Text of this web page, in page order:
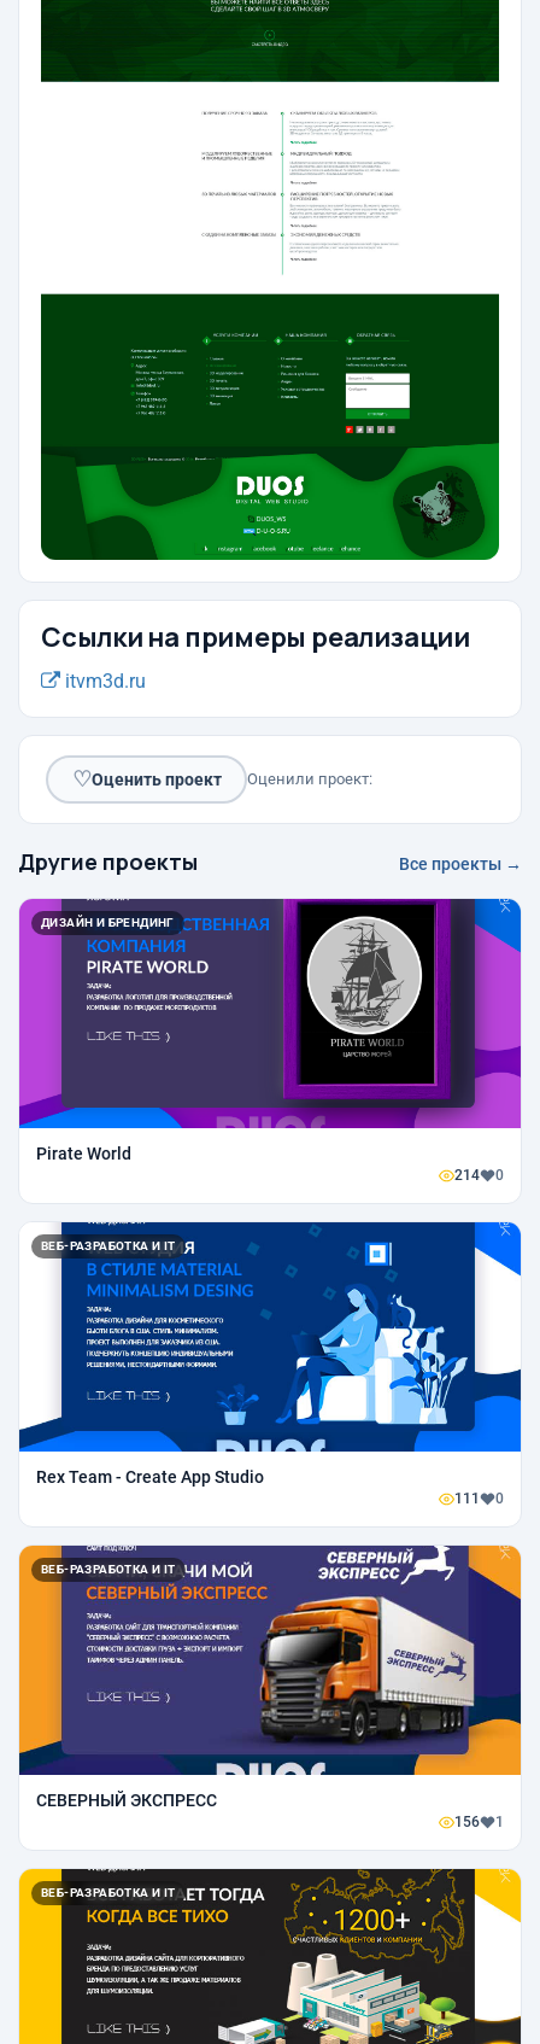
Ссылки на примеры реализации
itvm3d.ru
♡Оценить проект Оценили проект:
Другие проекты Все проекты →
ДИЗАЙН И БРЕНДИНГ
Pirate World
214 0
ВЕБ-РАЗРАБОТКА И IT
Rex Team - Create App Studio
111 0
ВЕБ-РАЗРАБОТКА И IT
СЕВЕРНЫЙ ЭКСПРЕСС
156 1
ВЕБ-РАЗРАБОТКА И IT